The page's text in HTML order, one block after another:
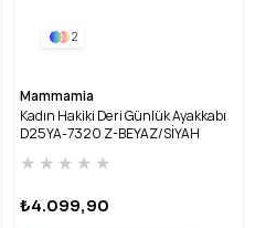
2
Mammamia
Kadın Hakiki Deri Günlük Ayakkabı
D25YA-7320 Z-BEYAZ/SİYAH
★ ★ ★ ★ ★
₺4.099,90